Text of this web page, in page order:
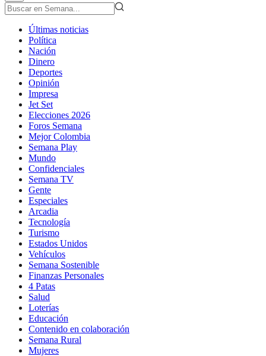
Últimas noticias
Política
Nación
Dinero
Deportes
Opinión
Impresa
Jet Set
Elecciones 2026
Foros Semana
Mejor Colombia
Semana Play
Mundo
Confidenciales
Semana TV
Gente
Especiales
Arcadia
Tecnología
Turismo
Estados Unidos
Vehículos
Semana Sostenible
Finanzas Personales
4 Patas
Salud
Loterías
Educación
Contenido en colaboración
Semana Rural
Mujeres